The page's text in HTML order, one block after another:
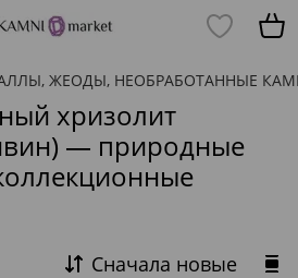
ЖЕОДЫ, НЕОБРАБОТАННЫЕ
хризолит
— природные
Сначала новые